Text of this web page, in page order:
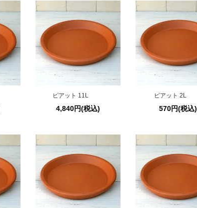
ピアット 11L
4,840円(税込)
ピアット 2L
570円(税込)